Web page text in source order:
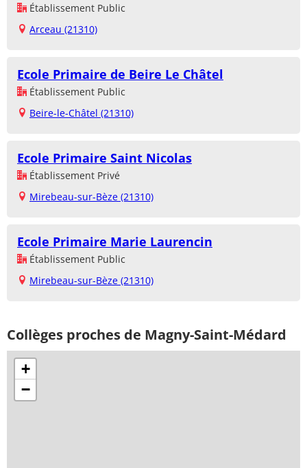
Établissement Public
Arceau (21310)
Ecole Primaire de Beire Le Châtel
Établissement Public
Beire-le-Châtel (21310)
Ecole Primaire Saint Nicolas
Établissement Privé
Mirebeau-sur-Bèze (21310)
Ecole Primaire Marie Laurencin
Établissement Public
Mirebeau-sur-Bèze (21310)
Collèges proches de Magny-Saint-Médard
+
−